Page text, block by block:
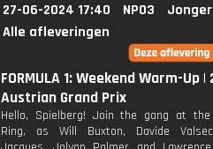
27-06-2024 17:40 NPO3
Alle afleveringen
FORMULA 1: Weekend Warm-Up
Austrian Grand Prix
Hello, Spielberg! Join the gang at
Ring, as Will Buxton, Davide